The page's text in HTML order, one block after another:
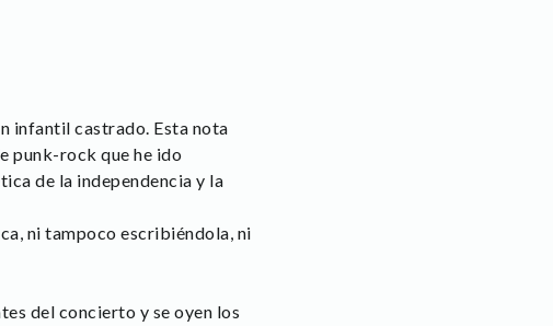
infantil castrado. Esta nota
punk-rock que he ido
de la independencia y la
ni tampoco escribiéndola, ni
del concierto y se oyen los